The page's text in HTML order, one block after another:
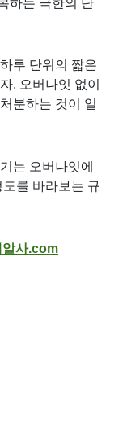
루 단위의 짧은
. 오버나잇 없이
분하는 것이 일
는 오버나잇에
를 바라보는 규
알사.com